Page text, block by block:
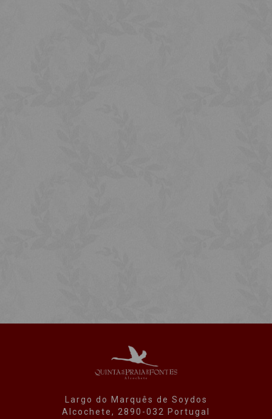
Largo do Marquês de Soydos
Alcochete, 2890-032 Portugal